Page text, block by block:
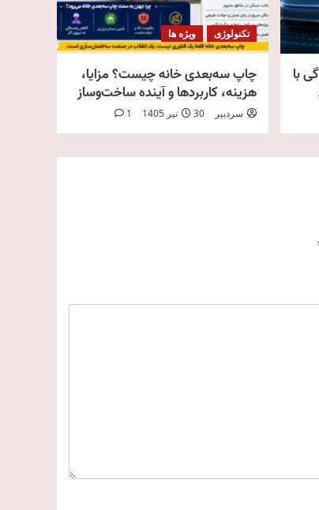
با
تکنولوژی ویژه ها
چاپ سه‌بعدی خانه چیست؟ مزایا،
هزینه، کاربردها و آینده ساخت‌وساز
سردبیر 30 تیر 1405 1